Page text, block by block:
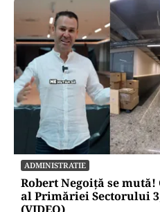
ADMINISTRATIE
Robert Negoiță se
al Primăriei Sectorului